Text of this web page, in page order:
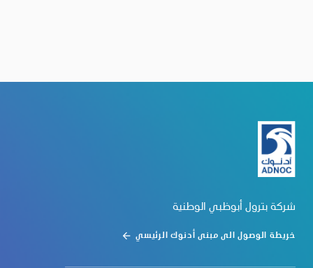
شركة بترول أبوظبي الوطنية
خريطة الوصول الى مبنى أدنوك الرئيسي